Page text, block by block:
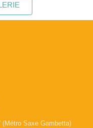
Saxe Gambetta)